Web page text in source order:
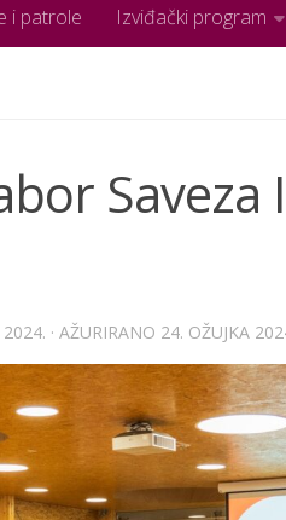
i patrole Izviđački program
Saveza
2024. · AŽURIRANO 24. OŽUJKA